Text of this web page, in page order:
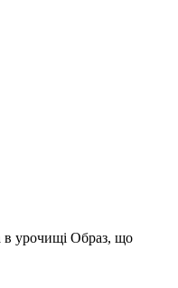
в урочищі Образ, що